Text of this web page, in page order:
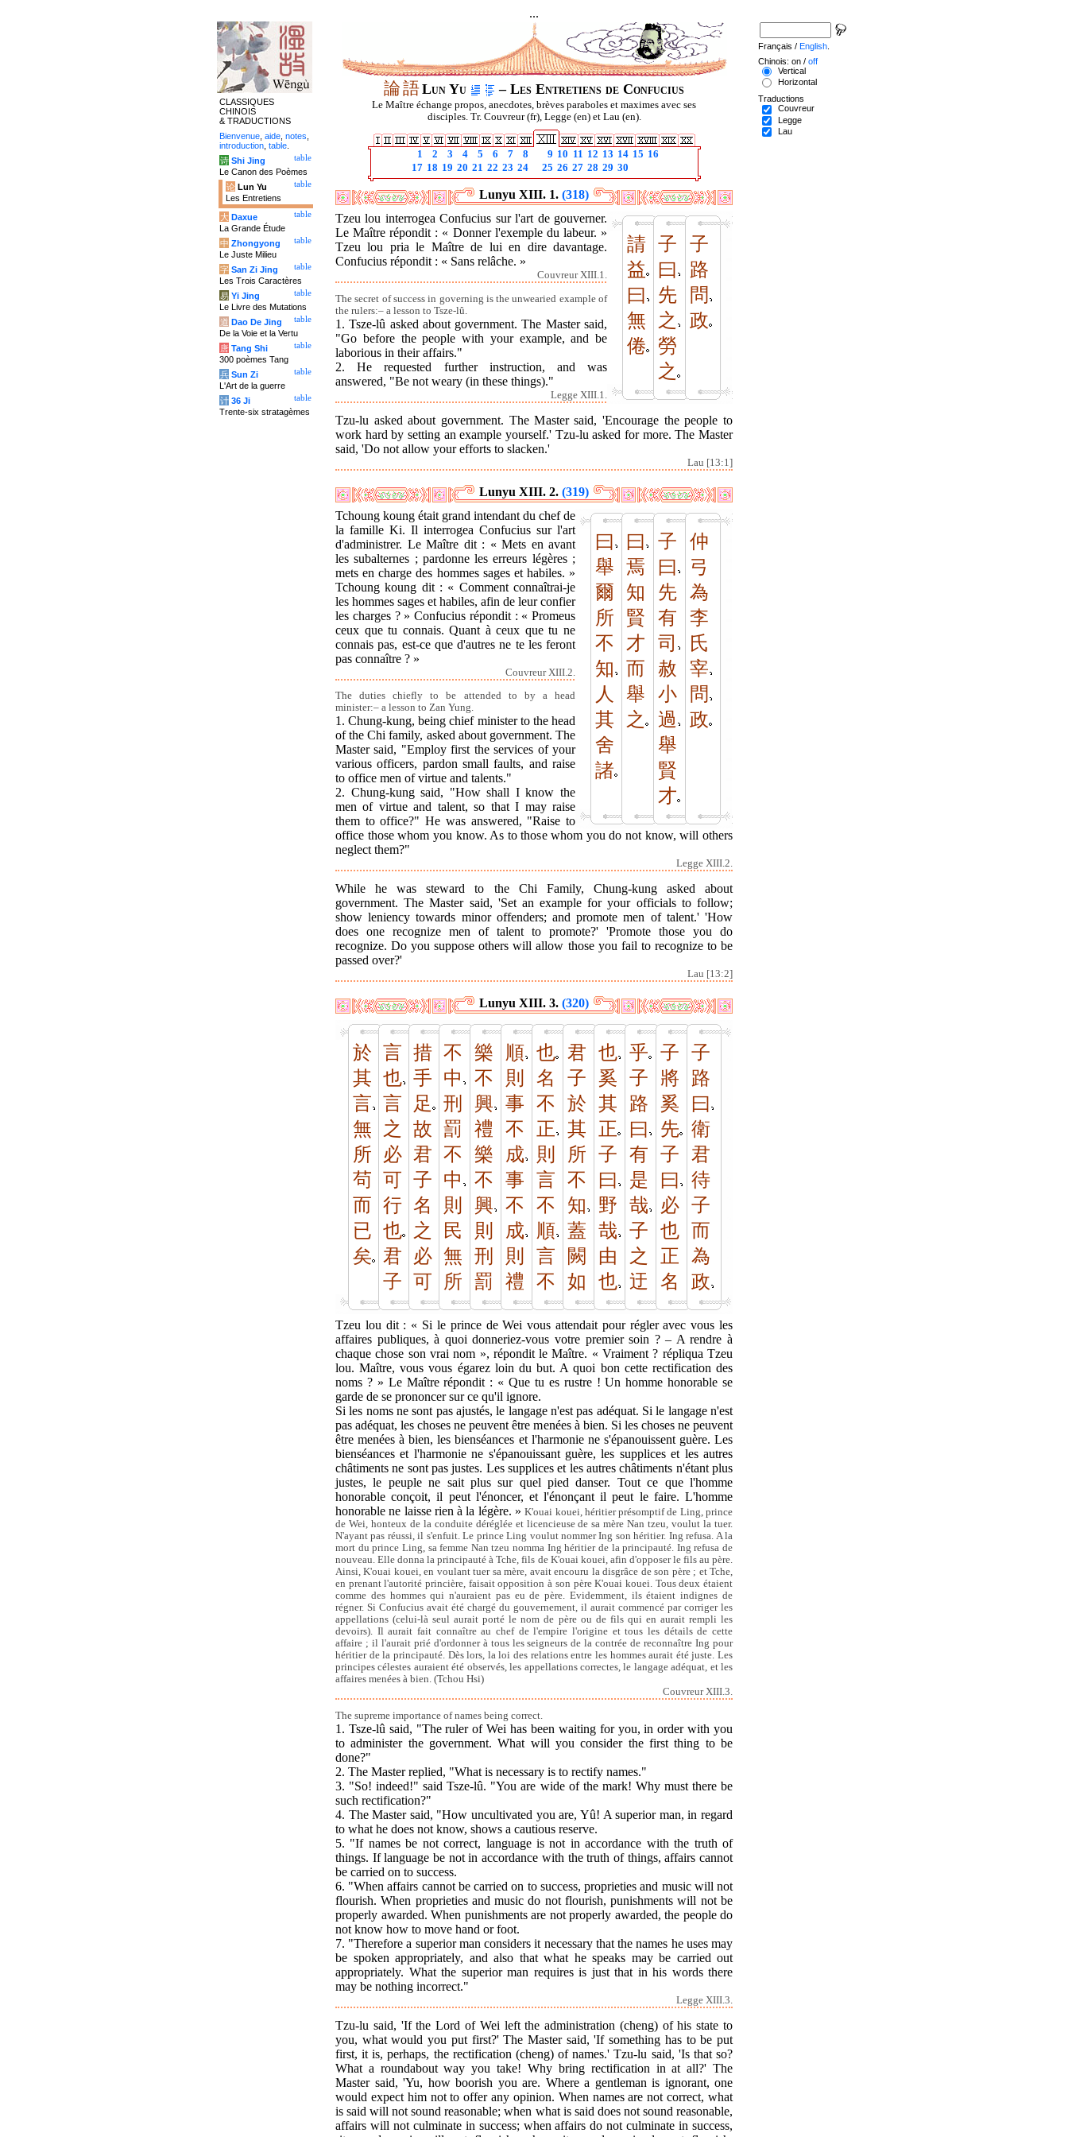
...
論語Lun Yu – Les Entretiens de Confucius
Le Maître échange propos, anecdotes, brèves paraboles et maximes avec ses
disciples. Tr. Couvreur (fr), Legge (en) et Lau (en).
1 2 3 4 5 6 7 8 9 10 11 12 13 14 15 16
17 18 19 20 21 22 23 24 25 26 27 28 29 30
Lunyu XIII. 1. (318)
請
益
曰
無
倦
子
曰
先
之
勞
之
子
路
問
政
Tzeu lou interrogea Confucius sur l'art de gouverner.
Le Maître répondit : « Donner l'exemple du labeur. »
Tzeu lou pria le Maître de lui en dire davantage.
Confucius répondit : « Sans relâche. »
Couvreur XIII.1.
The secret of success in governing is the unwearied example of
the rulers:– a lesson to Tsze-lû.
1. Tsze-lû asked about government. The Master said,
"Go before the people with your example, and be
laborious in their affairs."
2. He requested further instruction, and was
answered, "Be not weary (in these things)."
Legge XIII.1.
Tzu-lu asked about government. The Master said, 'Encourage the people to
work hard by setting an example yourself.' Tzu-lu asked for more. The Master
said, 'Do not allow your efforts to slacken.'
Lau [13:1]
Lunyu XIII. 2. (319)
曰
舉
爾
所
不
知
人
其
舍
諸
曰
焉
知
賢
才
而
舉
之
子
曰
先
有
司
赦
小
過
舉
賢
才
仲
弓
為
李
氏
宰
問
政
Tchoung koung était grand intendant du chef de
la famille Ki. Il interrogea Confucius sur l'art
d'administrer. Le Maître dit : « Mets en avant
les subalternes ; pardonne les erreurs légères ;
mets en charge des hommes sages et habiles. »
Tchoung koung dit : « Comment connaîtrai-je
les hommes sages et habiles, afin de leur confier
les charges ? » Confucius répondit : « Promeus
ceux que tu connais. Quant à ceux que tu ne
connais pas, est-ce que d'autres ne te les feront
pas connaître ? »
Couvreur XIII.2.
The duties chiefly to be attended to by a head
minister:– a lesson to Zan Yung.
1. Chung-kung, being chief minister to the head
of the Chi family, asked about government. The
Master said, "Employ first the services of your
various officers, pardon small faults, and raise
to office men of virtue and talents."
2. Chung-kung said, "How shall I know the
men of virtue and talent, so that I may raise
them to office?" He was answered, "Raise to
office those whom you know. As to those whom you do not know, will others
neglect them?"
Legge XIII.2.
While he was steward to the Chi Family, Chung-kung asked about
government. The Master said, 'Set an example for your officials to follow;
show leniency towards minor offenders; and promote men of talent.' 'How
does one recognize men of talent to promote?' 'Promote those you do
recognize. Do you suppose others will allow those you fail to recognize to be
passed over?'
Lau [13:2]
Lunyu XIII. 3. (320)
於
其
言
無
所
茍
而
已
矣
言
也
言
之
必
可
行
也
君
子
措
手
足
故
君
子
名
之
必
可
不
中
刑
罰
不
中
則
民
無
所
樂
不
興
禮
樂
不
興
則
刑
罰
順
則
事
不
成
事
不
成
則
禮
也
名
不
正
則
言
不
順
言
不
君
子
於
其
所
不
知
蓋
闕
如
也
奚
其
正
子
曰
野
哉
由
也
乎
子
路
曰
有
是
哉
子
之
迂
子
將
奚
先
子
曰
必
也
正
名
子
路
曰
衛
君
待
子
而
為
政
Tzeu lou dit : « Si le prince de Wei vous attendait pour régler avec vous les
affaires publiques, à quoi donneriez-vous votre premier soin ? – A rendre à
chaque chose son vrai nom », répondit le Maître. « Vraiment ? répliqua Tzeu
lou. Maître, vous vous égarez loin du but. A quoi bon cette rectification des
noms ? » Le Maître répondit : « Que tu es rustre ! Un homme honorable se
garde de se prononcer sur ce qu'il ignore.
Si les noms ne sont pas ajustés, le langage n'est pas adéquat. Si le langage n'est
pas adéquat, les choses ne peuvent être menées à bien. Si les choses ne peuvent
être menées à bien, les bienséances et l'harmonie ne s'épanouissent guère. Les
bienséances et l'harmonie ne s'épanouissant guère, les supplices et les autres
châtiments ne sont pas justes. Les supplices et les autres châtiments n'étant plus
justes, le peuple ne sait plus sur quel pied danser. Tout ce que l'homme
honorable conçoit, il peut l'énoncer, et l'énonçant il peut le faire. L'homme
honorable ne laisse rien à la légère. »K'ouai kouei, héritier présomptif de Ling, prince
de Wei, honteux de la conduite déréglée et licencieuse de sa mère Nan tzeu, voulut la tuer.
N'ayant pas réussi, il s'enfuit. Le prince Ling voulut nommer Ing son héritier. Ing refusa. A la
mort du prince Ling, sa femme Nan tzeu nomma Ing héritier de la principauté. Ing refusa de
nouveau. Elle donna la principauté à Tche, fils de K'ouai kouei, afin d'opposer le fils au père.
Ainsi, K'ouai kouei, en voulant tuer sa mère, avait encouru la disgrâce de son père ; et Tche,
en prenant l'autorité princière, faisait opposition à son père K'ouai kouei. Tous deux étaient
comme des hommes qui n'auraient pas eu de père. Evidemment, ils étaient indignes de
régner. Si Confucius avait été chargé du gouvernement, il aurait commencé par corriger les
appellations (celui-là seul aurait porté le nom de père ou de fils qui en aurait rempli les
devoirs). Il aurait fait connaître au chef de l'empire l'origine et tous les détails de cette
affaire ; il l'aurait prié d'ordonner à tous les seigneurs de la contrée de reconnaître Ing pour
héritier de la principauté. Dès lors, la loi des relations entre les hommes aurait été juste. Les
principes célestes auraient été observés, les appellations correctes, le langage adéquat, et les
affaires menées à bien. (Tchou Hsi)
Couvreur XIII.3.
The supreme importance of names being correct.
1. Tsze-lû said, "The ruler of Wei has been waiting for you, in order with you
to administer the government. What will you consider the first thing to be
done?"
2. The Master replied, "What is necessary is to rectify names."
3. "So! indeed!" said Tsze-lû. "You are wide of the mark! Why must there be
such rectification?"
4. The Master said, "How uncultivated you are, Yû! A superior man, in regard
to what he does not know, shows a cautious reserve.
5. "If names be not correct, language is not in accordance with the truth of
things. If language be not in accordance with the truth of things, affairs cannot
be carried on to success.
6. "When affairs cannot be carried on to success, proprieties and music will not
flourish. When proprieties and music do not flourish, punishments will not be
properly awarded. When punishments are not properly awarded, the people do
not know how to move hand or foot.
7. "Therefore a superior man considers it necessary that the names he uses may
be spoken appropriately, and also that what he speaks may be carried out
appropriately. What the superior man requires is just that in his words there
may be nothing incorrect."
Legge XIII.3.
Tzu-lu said, 'If the Lord of Wei left the administration (cheng) of his state to
you, what would you put first?' The Master said, 'If something has to be put
first, it is, perhaps, the rectification (cheng) of names.' Tzu-lu said, 'Is that so?
What a roundabout way you take! Why bring rectification in at all?' The
Master said, 'Yu, how boorish you are. Where a gentleman is ignorant, one
would expect him not to offer any opinion. When names are not correct, what
is said will not sound reasonable; when what is said does not sound reasonable,
affairs will not culminate in success; when affairs do not culminate in success,
CLASSIQUES
CHINOIS
& TRADUCTIONS
Bienvenue aide notes
introduction table
table
诗 Shi Jing
Le Canon des Poèmes
table
论 Lun Yu
Les Entretiens
table
大 Daxue
La Grande Étude
table
中 Zhongyong
Le Juste Milieu
table
字 San Zi Jing
Les Trois Caractères
table
易 Yi Jing
Le Livre des Mutations
table
道 Dao De Jing
De la Voie et la Vertu
table
唐 Tang Shi
300 poèmes Tang
table
兵 Sun Zi
L'Art de la guerre
table
计 36 Ji
Trente-six stratagèmes
Français / English
Chinois: on / off
Vertical
Horizontal
Traductions
Couvreur
Legge
Lau